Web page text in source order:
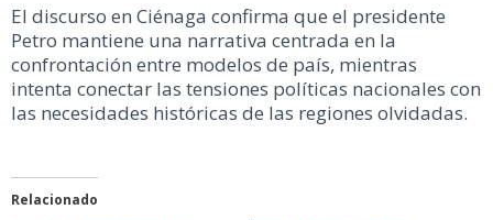
El discurso en Ciénaga confirma que el presidente
Petro mantiene una narrativa centrada en la
confrontación entre modelos de país, mientras
intenta conectar las tensiones políticas nacionales con
las necesidades históricas de las regiones olvidadas.
Relacionado